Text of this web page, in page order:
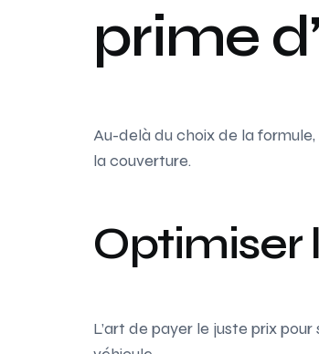
prime
Au-delà du choix de la
la couverture.
Optimiser
L’art de payer le juste prix